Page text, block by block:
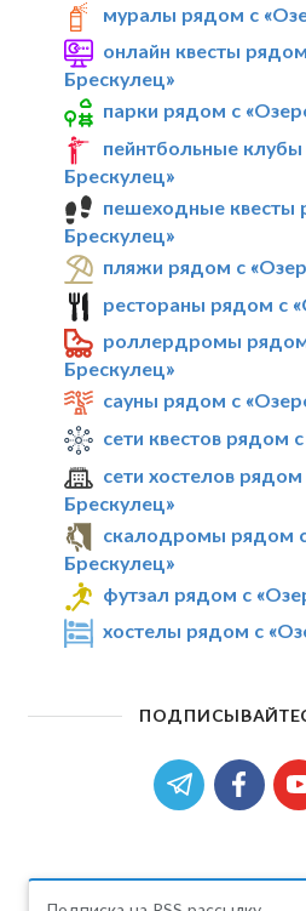
муралы рядом с
онлайн квесты
Брескулец»
парки рядом с
пейнтбольные
Брескулец»
пешеходные квесты
Брескулец»
пляжи рядом с
рестораны рядом с
роллердромы
Брескулец»
сауны рядом с
сети квестов рядом
сети хостелов
Брескулец»
скалодромы рядом
Брескулец»
футзал рядом с
хостелы рядом с